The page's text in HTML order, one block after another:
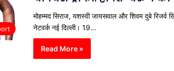
मोहम्मद सिराज, यशस्वी जायसवाल और शिवम दुबे रिजर्व
नेटवर्क नई दिल्ली। 19…
Read More »
कमीशन
की
पहली
कदम